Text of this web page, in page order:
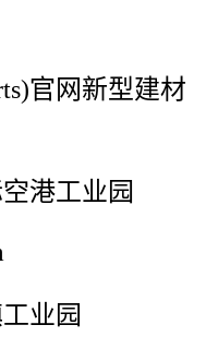
官网新型建材
港工业园
业园